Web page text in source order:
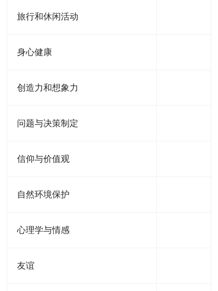
旅行和休闲活动
身心健康
创造力和想象力
问题与决策制定
信仰与价值观
自然环境保护
心理学与情感
友谊